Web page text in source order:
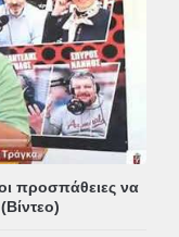
προσπάθειες να